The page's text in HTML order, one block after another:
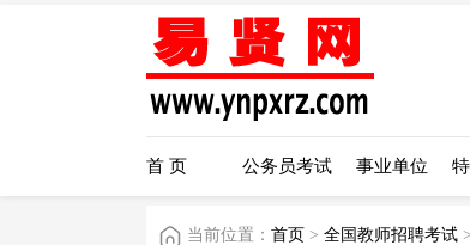
首 页 公务员考试 事业单位
当前位置： 首页 > 全国教师招聘考试 >